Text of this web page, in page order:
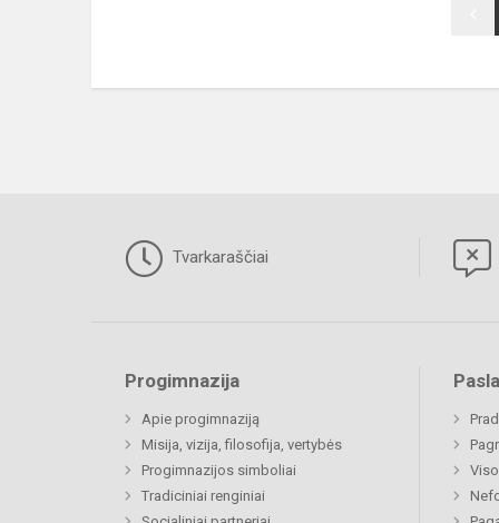
Tvarkaraščiai
Progimnazija
Apie progimnaziją
Misija, vizija, filosofija, vertybės
Progimnazijos simboliai
Tradiciniai renginiai